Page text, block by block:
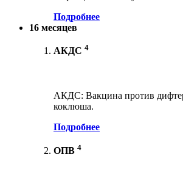
Подробнее
16 месяцев
АКДС 4
АКДС: Вакцина против
коклюша.
Подробнее
ОПВ 4